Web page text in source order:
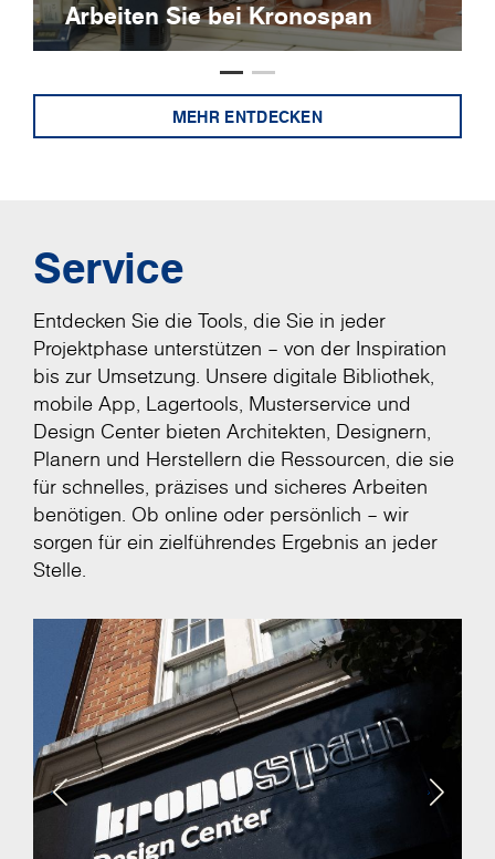
Stellenangebote
MEHR ENTDECKEN
Service
Entdecken Sie die Tools, die Sie in jeder
Projektphase unterstützen – von der Inspiration
bis zur Umsetzung. Unsere digitale Bibliothek,
mobile App, Lagertools, Musterservice und
Design Center bieten Architekten, Designern,
Planern und Herstellern die Ressourcen, die sie
für schnelles, präzises und sicheres Arbeiten
benötigen. Ob online oder persönlich – wir
sorgen für ein zielführendes Ergebnis an jeder
Stelle.